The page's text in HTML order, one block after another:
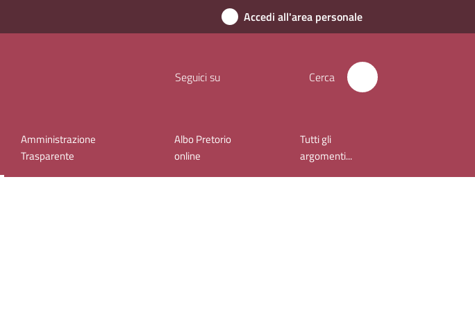
Accedi all'area personale
Seguici su Cerca
Amministrazione
Trasparente
Albo Pretorio
online
Tutti gli
argomenti...